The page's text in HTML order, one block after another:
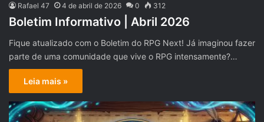
Rafael 47 4 de abril de 2026 0 312
Boletim Informativo | Abril 2026
Fique atualizado com o Boletim do RPG Next! Já imaginou fazer
parte de uma comunidade que vive o RPG intensamente?…
Leia mais »